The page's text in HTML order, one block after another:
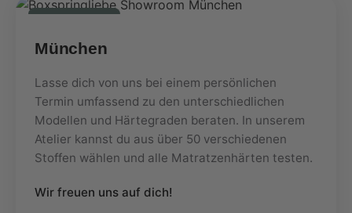
München
Lasse dich von uns bei einem persönlichen
Termin umfassend zu den unterschiedlichen
Modellen und Härtegraden beraten. In unserem
Atelier kannst du aus über 50 verschiedenen
Stoffen wählen und alle Matratzenhärten testen.
Wir freuen uns auf dich!